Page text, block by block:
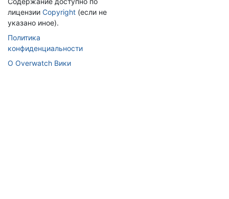
лицензии Copyright (если не
указано иное).
Политика
конфиденциальности
О Overwatch Вики